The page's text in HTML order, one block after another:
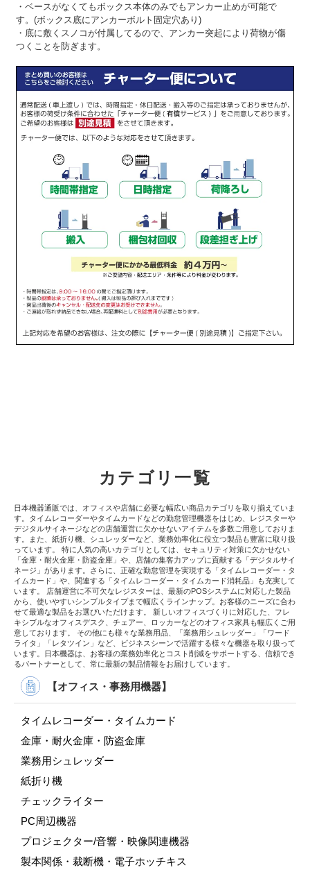
・ベースがなくてもボックス本体のみでもアンカー止めが可能で
す。(ボックス底にアンカーボルト固定穴あり)
・底に敷くスノコが付属してるので、アンカー突起により荷物が傷
つくことを防ぎます。
カテゴリ一覧
日本機器通販では、オフィスや店舗に必要な幅広い商品カテゴリを取り揃えていま
す。タイムレコーダーやタイムカードなどの勤怠管理機器をはじめ、レジスターや
デジタルサイネージなどの店舗運営に欠かせないアイテムを多数ご用意しておりま
す。また、紙折り機、シュレッダーなど、業務効率化に役立つ製品も豊富に取り扱
っています。 特に人気の高いカテゴリとしては、セキュリティ対策に欠かせない
「金庫・耐火金庫・防盗金庫」や、店舗の集客力アップに貢献する「デジタルサイ
ネージ」があります。さらに、正確な勤怠管理を実現する「タイムレコーダー・タ
イムカード」や、関連する「タイムレコーダー・タイムカード消耗品」も充実して
います。 店舗運営に不可欠なレジスターは、最新のPOSシステムに対応した製品
から、使いやすいシンプルタイプまで幅広くラインナップ。お客様のニーズに合わ
せて最適な製品をお選びいただけます。 新しいオフィスづくりに対応した、フレ
キシブルなオフィスデスク、チェアー、ロッカーなどのオフィス家具も幅広くご用
意しております。 その他にも様々な業務用品、「業務用シュレッダー」「ワード
ライタ」「レタツイン」など、ビジネスシーンで活躍する様々な機器を取り扱って
います。日本機器は、お客様の業務効率化とコスト削減をサポートする、信頼でき
るパートナーとして、常に最新の製品情報をお届けしています。
【オフィス・事務用機器】
タイムレコーダー・タイムカード
金庫・耐火金庫・防盗金庫
業務用シュレッダー
紙折り機
チェックライター
PC周辺機器
プロジェクター/音響・映像関連機器
製本関係・裁断機・電子ホッチキス